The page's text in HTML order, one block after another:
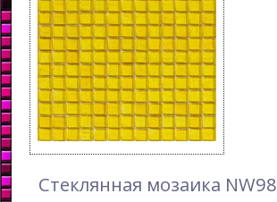
Стеклянная мозаика NW98